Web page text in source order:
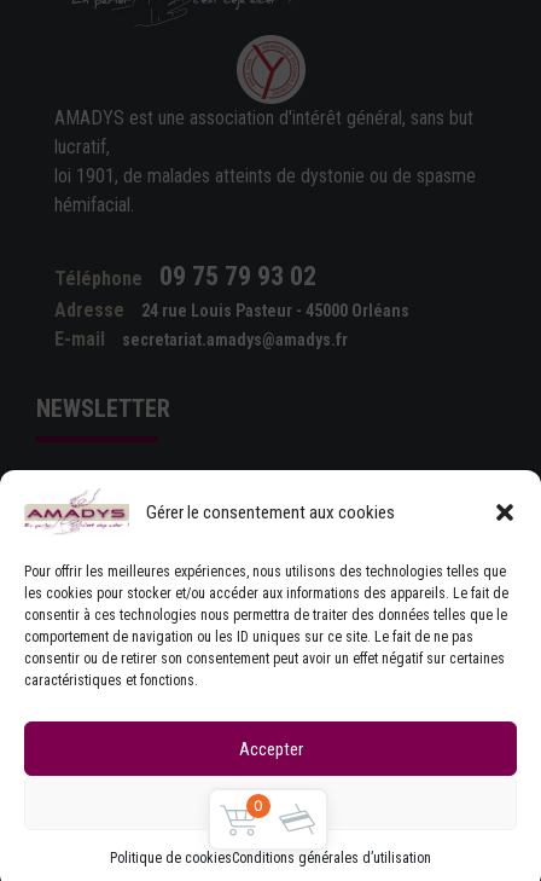
Gérer le consentement aux cookies
Pour offrir les meilleures expériences, nous utilisons des technologies telles que
les cookies pour stocker et/ou accéder aux informations des appareils. Le fait de
consentir à ces technologies nous permettra de traiter des données telles que le
comportement de navigation ou les ID uniques sur ce site. Le fait de ne pas
consentir ou de retirer son consentement peut avoir un effet négatif sur certaines
caractéristiques et fonctions.
Accepter
Refuser
Politique de cookiesConditions générales d’utilisation
AMADYS est une association d'intérêt général, sans but
lucratif,
loi 1901, de malades atteints de dystonie ou de spasme
hémifacial.
Téléphone 09 75 79 93 02
Adresse 24 rue Louis Pasteur - 45000 Orléans
E-mail secretariat.amadys@amadys.fr
NEWSLETTER
J'ACCEPTE LES CONDITIONS GÉNÉRALES
D'UTILISATION
Mentions légales
Parlons Dystonie : charte
0